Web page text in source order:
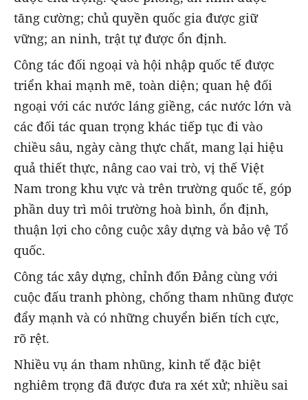
tăng cường; chủ quyền quốc gia được giữ
vững; an ninh, trật tự được ổn định.
Công tác đối ngoại và hội nhập quốc tế được
triển khai mạnh mẽ, toàn diện; quan hệ đối
ngoại với các nước láng giềng, các nước lớn và
các đối tác quan trọng khác tiếp tục đi vào
chiều sâu, ngày càng thực chất, mang lại hiệu
quả thiết thực, nâng cao vai trò, vị thế Việt
Nam trong khu vực và trên trường quốc tế, góp
phần duy trì môi trường hoà bình, ổn định,
thuận lợi cho công cuộc xây dựng và bảo vệ Tổ
quốc.
Công tác xây dựng, chỉnh đốn Đảng cùng với
cuộc đấu tranh phòng, chống tham nhũng được
đẩy mạnh và có những chuyển biến tích cực,
rõ rệt.
Nhiều vụ án tham nhũng, kinh tế đặc biệt
nghiêm trọng đã được đưa ra xét xử; nhiều sai